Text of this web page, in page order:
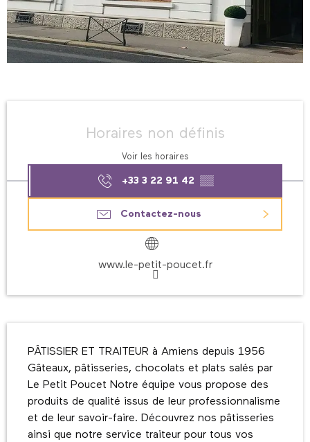
Horaires non définis
Voir les horaires
+33 3 22 91 42 ▒▒
Contactez-nous
www.le-petit-poucet.fr
PÂTISSIER ET TRAITEUR à Amiens depuis 1956
Gâteaux, pâtisseries, chocolats et plats salés par
Le Petit Poucet Notre équipe vous propose des
produits de qualité issus de leur professionnalisme
et de leur savoir-faire. Découvrez nos pâtisseries
ainsi que notre service traiteur pour tous vos